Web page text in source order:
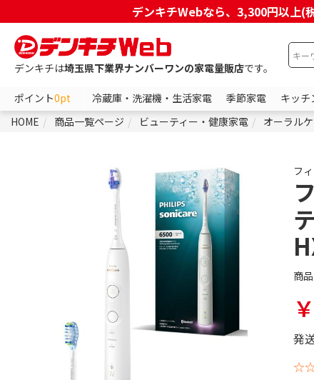
デンキチWebなら、3,300円以上(
デンキチは埼玉県下業界ナンバーワンの家電量販店です。
ポイント0pt 冷蔵庫・洗濯機・生活家電 季節家電 キッチ
HOME
商品一覧ページ ビューティー・健康家電 オーラル
フ
商
発